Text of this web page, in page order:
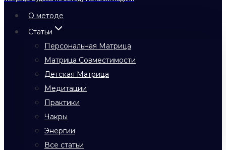
О методе
Статьи
Персональная Матрица
Матрица Совместимости
Детская Матрица
Медитации
Практики
Чакры
Энергии
Все статьи